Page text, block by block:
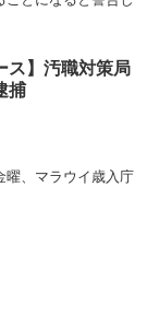
ス】汚職対策局
捕
曜、マラウイ歳入庁